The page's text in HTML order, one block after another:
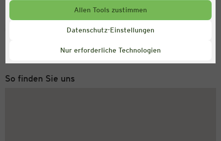
Allen Tools zustimmen
Datenschutz-Einstellungen
Nur erforderliche Technologien
Service Hotline
Montag bis Freitag 8-18 Uhr
So finden Sie uns